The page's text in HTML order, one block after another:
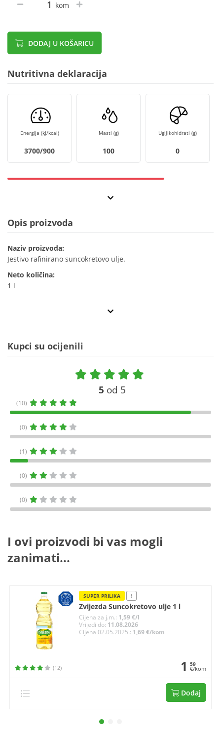
kom
DODAJ U KOŠARICU
Nutritivna deklaracija
Energija (kJ/kcal)
3700/900
Masti (g)
100
Ugljikohidrati (g)
0
Opis proizvoda
Naziv proizvoda:
Jestivo rafinirano suncokretovo ulje.
Neto količina:
1 l
Kupci su ocijenili
5 od 5
(10)
(0)
(1)
(0)
(0)
I ovi proizvodi bi vas mogli
zanimati...
SUPER PRILIKA !
Zvijezda Suncokretovo ulje 1 l
Cijena za j.m.: 1,59 €/l
Vrijedi do: 11.08.2026
Cijena 02.05.2025.: 1,69 €/kom
(12) 1 59
€/kom
Dodaj